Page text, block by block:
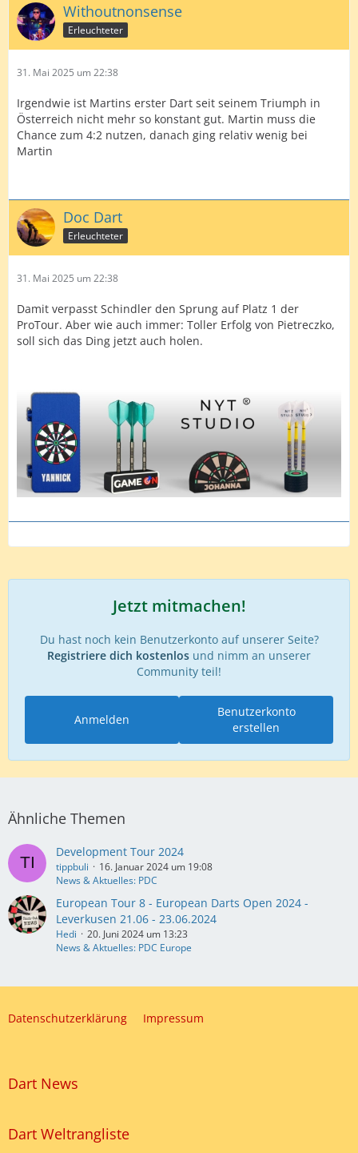
Withoutnonsense
Erleuchteter
31. Mai 2025 um 22:38
Irgendwie ist Martins erster Dart seit seinem Triumph in
Österreich nicht mehr so konstant gut. Martin muss die
Chance zum 4:2 nutzen, danach ging relativ wenig bei
Martin
Doc Dart
Erleuchteter
31. Mai 2025 um 22:38
Damit verpasst Schindler den Sprung auf Platz 1 der
ProTour. Aber wie auch immer: Toller Erfolg von Pietreczko,
soll sich das Ding jetzt auch holen.
Jetzt mitmachen!
Du hast noch kein Benutzerkonto auf unserer Seite?
Registriere dich kostenlos und nimm an unserer
Community teil!
Benutzerkonto
erstellen
Anmelden
Ähnliche Themen
Development Tour 2024
tippbuli
16. Januar 2024 um 19:08
News & Aktuelles: PDC
European Tour 8 - European Darts Open 2024 -
Leverkusen 21.06 - 23.06.2024
Hedi
20. Juni 2024 um 13:23
News & Aktuelles: PDC Europe
Datenschutzerklärung Impressum
Dart News
Dart Weltrangliste